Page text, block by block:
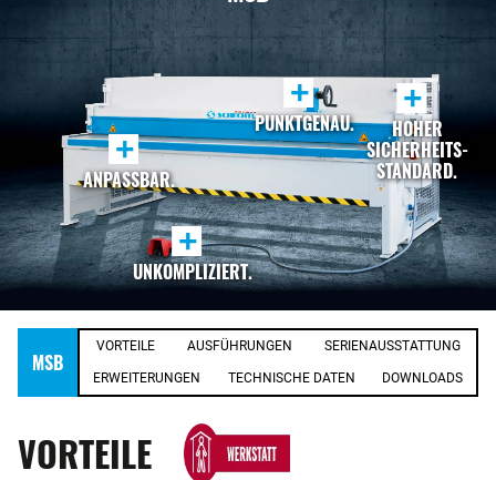
+
PUNKTGENAU.
+
HOHER
SICHERHEITS-
STANDARD.
+
ANPASSBAR.
+
UNKOMPLIZIERT.
MSB
VORTEILE AUSFÜHRUNGEN SERIENAUSSTATTUNG
ERWEITERUNGEN TECHNISCHE DATEN DOWNLOADS
VORTEILE